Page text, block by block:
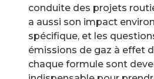
conduite des projets
a aussi son impact
spécifique, et les
émissions de gaz à effet
chaque formule sont